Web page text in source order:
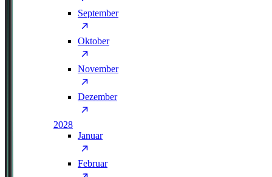
September
Oktober
November
Dezember
2028
Januar
Februar